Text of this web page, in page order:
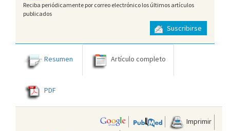
Reciba periódicamente por correo electrónico los últimos artículos
publicados
Suscribirse
Resumen Artículo completo
PDF
Imprimir